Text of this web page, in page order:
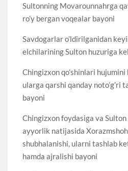
Sultonning Movarounnahrga
ro’y bergan voqealar bayoni
Savdogarlar o’ldirilganidan
elchilarining Sulton huzuriga
Chingizxon qo’shinlari
ularga qarshi qanday noto’g’ri
bayoni
Chingizxon foydasiga va
ayyorlik natijasida
shubhalanishi, ularni tashlab
hamda ajralishi bayoni